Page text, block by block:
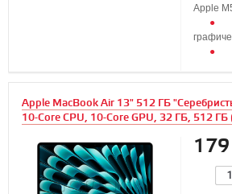
Apple
Apple MacBook Air 13" 512 ГБ
10-Core CPU, 10-Core GPU, 32 ГБ, 512 ГБ